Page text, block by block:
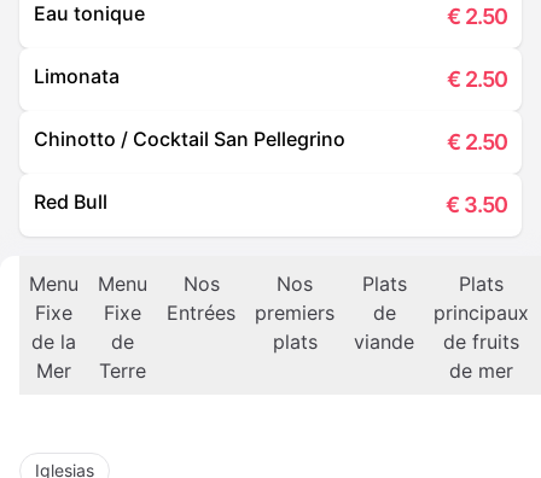
Eau tonique € 2.50
Limonata € 2.50
Chinotto / Cocktail San Pellegrino € 2.50
Red Bull € 3.50
Menu
Fixe
de la
Mer
Menu
Fixe
de
Terre
Nos
Entrées
Nos
premiers
plats
Plats
de
viande
Plats
principaux
de fruits
de mer
Iglesias